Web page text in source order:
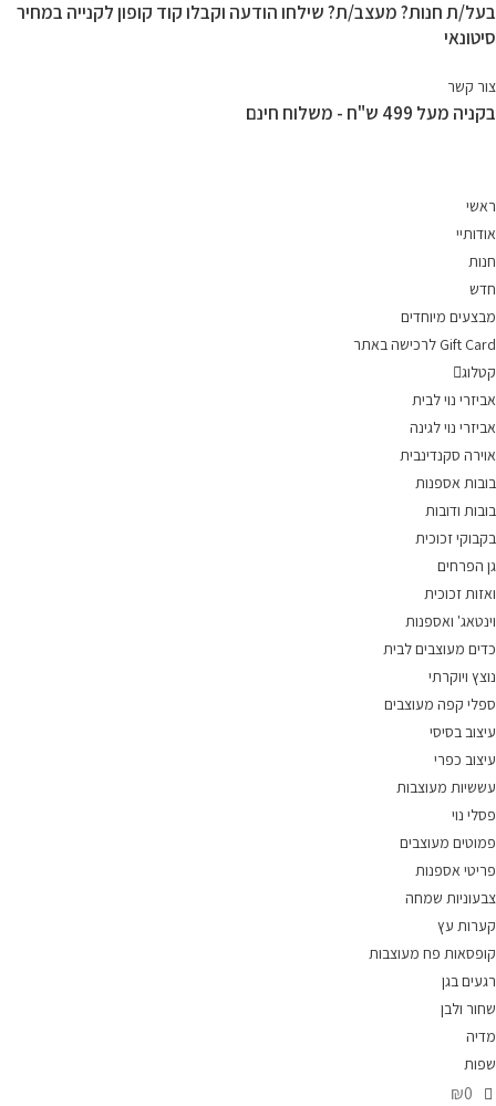
Skip
to
בעל/ת חנות? מעצב/ת? שילחו הודעה וקבלו קוד קופון לקנייה במחיר
סיטונאי
צור קשר
בקניה מעל 499 ש"ח - משלוח חינם
ראשי
אודותיי
חנות
חדש
מבצעים מיוחדים
Gift Card לרכישה באתר
קטלוג
אביזרי נוי לבית
אביזרי נוי לגינה
אוירה סקנדינבית
בובות אספנות
בובות ודובות
בקבוקי זכוכית
גן הפרחים
ואזות זכוכית
וינטאג' ואספנות
כדים מעוצבים לבית
נוצץ ויוקרתי
ספלי קפה מעוצבים
עיצוב בסיסי
עיצוב כפרי
עששיות מעוצבות
פסלי נוי
פמוטים מעוצבים
פריטי אספנות
צבעוניות שמחה
קערות עץ
קופסאות פח מעוצבות
רגעים בגן
שחור ולבן
מדיה
שפות
₪0